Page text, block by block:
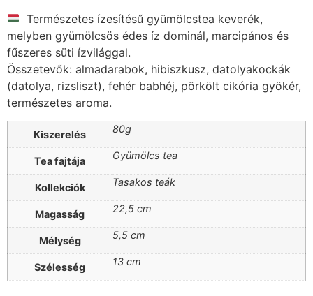
Természetes ízesítésű gyümölcstea keverék,
melyben gyümölcsös édes íz dominál, marcipános és
fűszeres süti ízvilággal.
Összetevők: almadarabok, hibiszkusz, datolyakockák
(datolya, rizsliszt), fehér babhéj, pörkölt cikória gyökér,
természetes aroma.
Kiszerelés 80g
Tea fajtája Gyümölcs tea
Kollekciók Tasakos teák
Magasság 22,5 cm
Mélység 5,5 cm
Szélesség 13 cm